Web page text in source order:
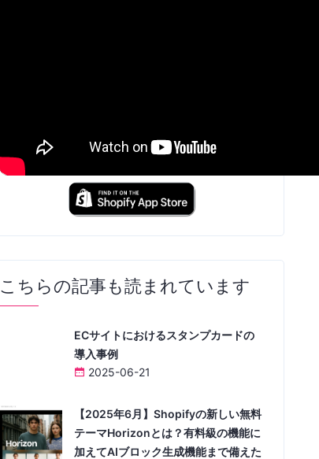
こちらの記事も読まれています
ECサイトにおけるスタンプカードの
導入事例
2025-06-21
【2025年6月】Shopifyの新しい無料
テーマHorizonとは？有料級の機能に
加えてAIブロック生成機能まで備えた